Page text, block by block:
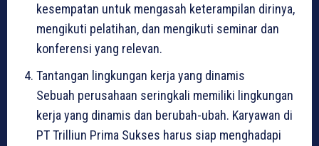
kesempatan untuk mengasah keterampilan dirinya,
mengikuti pelatihan, dan mengikuti seminar dan
konferensi yang relevan.
Tantangan lingkungan kerja yang dinamis
Sebuah perusahaan seringkali memiliki lingkungan
kerja yang dinamis dan berubah-ubah. Karyawan di
PT Trilliun Prima Sukses harus siap menghadapi